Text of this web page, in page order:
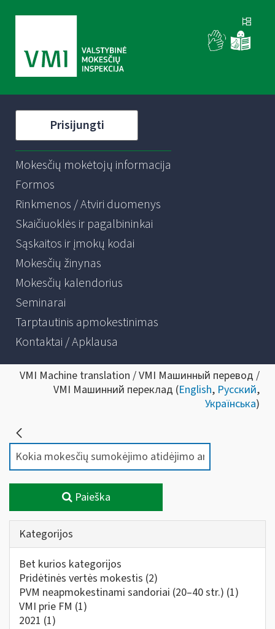
Prisijungti
Mokesčių mokėtojų informacija
Formos
Rinkmenos / Atviri duomenys
Skaičiuoklės ir pagalbininkai
Sąskaitos ir įmokų kodai
Mokesčių žinynas
Mokesčių kalendorius
Seminarai
Tarptautinis apmokestinimas
Kontaktai / Apklausa
VMI Machine translation / VMI Машинный перевод /
VMI Машинний переклад (English, Русский,
Українська)
Paieška
Kategorijos
Bet kurios kategorijos
Pridėtinės vertės mokestis (2)
PVM neapmokestinami sandoriai (20–40 str.) (1)
VMI prie FM (1)
2021 (1)